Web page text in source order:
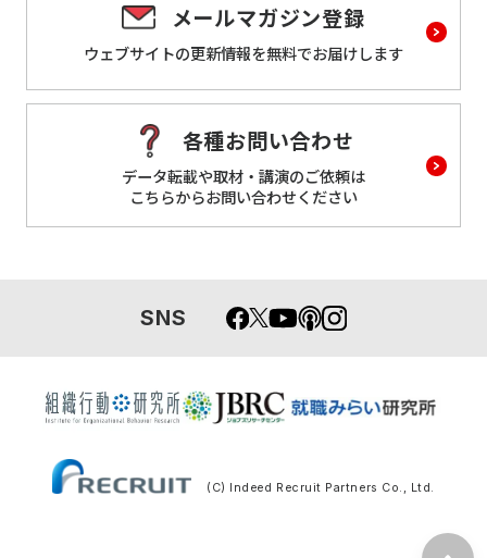
メールマガジン登録
ウェブサイトの更新情報を無料でお届けします
各種お問い合わせ
データ転載や取材・講演のご依頼は
こちらからお問い合わせください
SNS
(C) Indeed Recruit Partners Co., Ltd.